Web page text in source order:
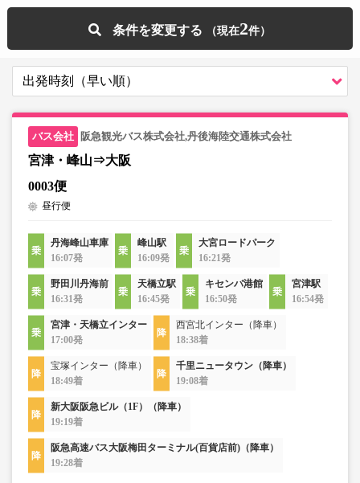
条件を変更する 2
阪急観光バス株式会社,丹後海陸交通株式会社
宮津・峰山⇒大阪
0003便
昼行便
丹海峰山車庫
16:07発
峰山駅
16:09発
大宮ロードパーク
16:21発
野田川丹海前
16:31発
天橋立駅
16:45発
キセンバ港館
16:50発
宮津駅
16:54発
宮津・天橋立インター
17:00発
西宮北インター（降車）
18:38着
宝塚インター（降車）
18:49着
千里ニュータウン（降車）
19:08着
新大阪阪急ビル（1F）（降車）
19:19着
阪急高速バス大阪梅田ターミナル(百貨店前)（降車）
19:28着